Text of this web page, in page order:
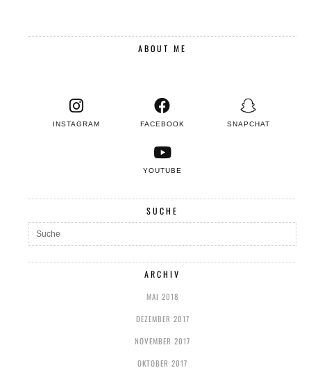
ABOUT ME
INSTAGRAM FACEBOOK SNAPCHAT
YOUTUBE
SUCHE
ARCHIV
MAI 2018
DEZEMBER 2017
NOVEMBER 2017
OKTOBER 2017